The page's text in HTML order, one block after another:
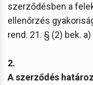
szerződésben a
ellenőrzés
rend. 21. § (2) bek.
2.
A szerződés